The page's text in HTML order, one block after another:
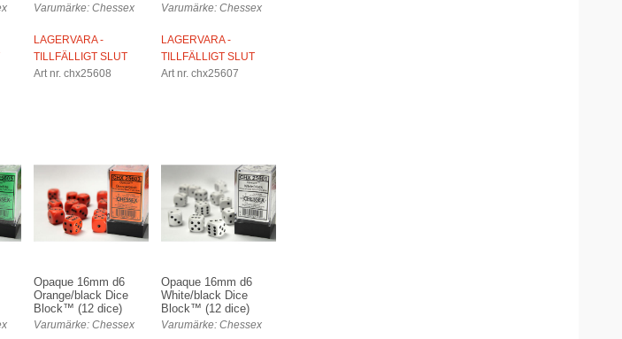
Varumärke: Chessex
LAGERVARA -
TILLFÄLLIGT SLUT
Art nr. chx25608
Varumärke: Chessex
LAGERVARA -
TILLFÄLLIGT SLUT
Art nr. chx25607
Opaque 16mm d6
Orange/black Dice
Block™ (12 dice)
Varumärke: Chessex
Opaque 16mm d6
White/black Dice
Block™ (12 dice)
Varumärke: Chessex